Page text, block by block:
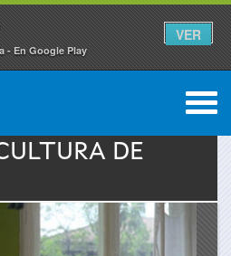
- En Google Play
VER
0
DE